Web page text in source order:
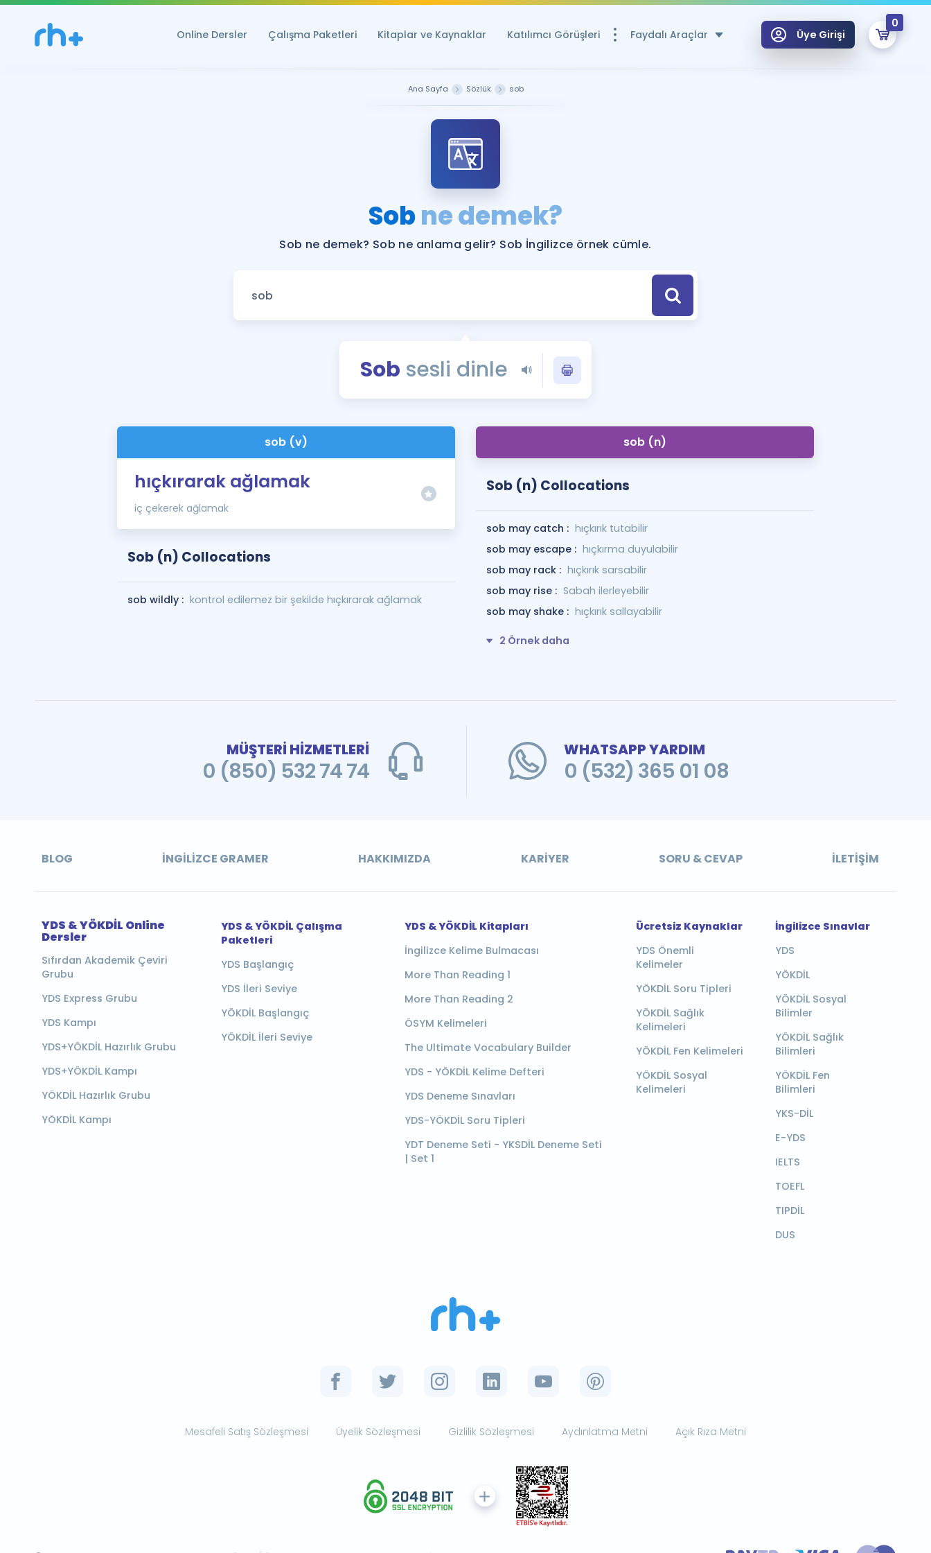
Online Dersler Çalışma Paketleri Kitaplar ve Kaynaklar Katılımcı Görüşleri Faydalı Araçlar
YDS ve YÖKDİL Puan Hesaplama Aracı
YDS ve YÖKDİL'e Hazırlananlar için Öneriler
Tüm ÖSYM Sınavları Tek Takvimde
YDS - YÖKDİL Tüm Sınavlarla İlgili Haberler
İngilizce Gramer ve Konu Anlatımı
Üye Girişi
0
Ana Sayfa Sözlük sob
Sobne demek?
Sob ne demek? Sob ne anlama gelir? Sob İngilizce örnek cümle.
Sob sesli dinle
sob (v)
hıçkırarak ağlamak
iç çekerek ağlamak
Sob (n) Collocations
sob wildly : kontrol edilemez bir şekilde hıçkırarak ağlamak
sob (n)
Sob (n) Collocations
sob may catch : hıçkırık tutabilir
sob may escape : hıçkırma duyulabilir
sob may rack : hıçkırık sarsabilir
sob may rise : Sabah ilerleyebilir
sob may shake : hıçkırık sallayabilir
2 Örnek daha
MÜŞTERİ HİZMETLERİ
0 (850) 532 74 74
WHATSAPP YARDIM
0 (532) 365 01 08
BLOG İNGILIZCE GRAMER HAKKIMIZDA KARIYER SORU & CEVAP İLETIŞIM
YDS & YÖKDİL Online
Dersler
Sıfırdan Akademik Çeviri
Grubu
YDS Express Grubu
YDS Kampı
YDS+YÖKDİL Hazırlık Grubu
YDS+YÖKDİL Kampı
YÖKDİL Hazırlık Grubu
YÖKDİL Kampı
YDS & YÖKDİL Çalışma
Paketleri
YDS Başlangıç
YDS İleri Seviye
YÖKDİL Başlangıç
YÖKDİL İleri Seviye
YDS & YÖKDİL Kitapları
İngilizce Kelime Bulmacası
More Than Reading 1
More Than Reading 2
ÖSYM Kelimeleri
The Ultimate Vocabulary Builder
YDS - YÖKDİL Kelime Defteri
YDS Deneme Sınavları
YDS-YÖKDİL Soru Tipleri
YDT Deneme Seti - YKSDİL Deneme Seti
| Set 1
Ücretsiz Kaynaklar
YDS Önemli
Kelimeler
YÖKDİL Soru Tipleri
YÖKDİL Sağlık
Kelimeleri
YÖKDİL Fen Kelimeleri
YÖKDİL Sosyal
Kelimeleri
İngilizce Sınavlar
YDS
YÖKDİL
YÖKDİL Sosyal
Bilimler
YÖKDİL Sağlık
Bilimleri
YÖKDİL Fen
Bilimleri
YKS-DİL
E-YDS
IELTS
TOEFL
TIPDİL
DUS
Mesafeli Satış Sözleşmesi Üyelik Sözleşmesi Gizlilik Sözleşmesi Aydınlatma Metni Açık Rıza Metni